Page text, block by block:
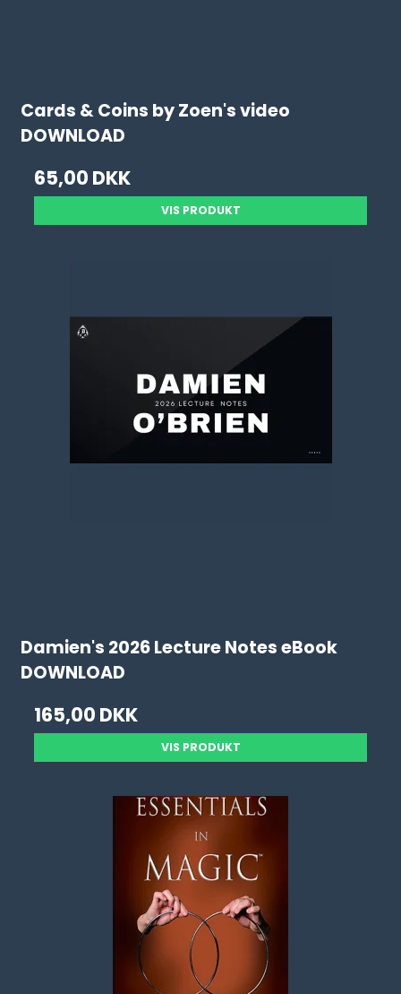
Cards & Coins by Zoen's video
DOWNLOAD
65,00 DKK
VIS PRODUKT
Damien's 2026 Lecture Notes eBook
DOWNLOAD
165,00 DKK
VIS PRODUKT